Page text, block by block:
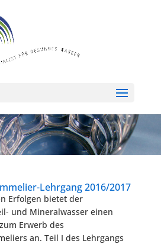
Lehrgang 2016/2017
Erfolgen bietet der
und Mineralwasser einen
Erwerb des
an. Teil I des Lehrgangs